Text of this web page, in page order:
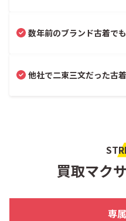
数年前のブランド古着で
他社で二束三文だった古
買取マク
専